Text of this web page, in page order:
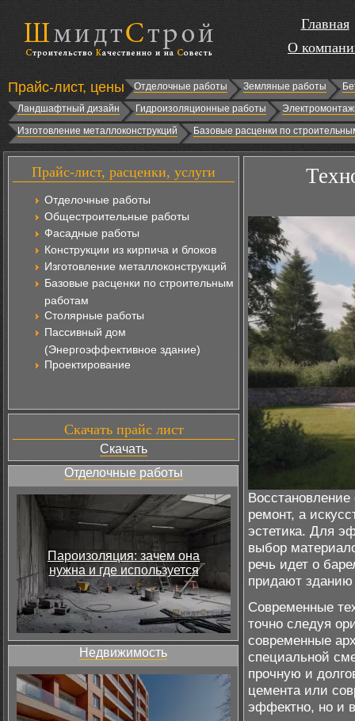
Главная
О
Прайс-лист, цены Отделочные работы Земляные работы
Ландшафтный дизайн
Гидроизоляционные работы
Изготовление металлоконструкций
Базовые расценки по
Прайс-лист, расценки, услуги
Отделочные работы
Общестроительные работы
Фасадные работы
Конструкции из кирпича и блоков
Изготовление металлоконструкций
Базовые расценки по строительным
работам
Столярные работы
Пассивный дом
(Энергоэффективное здание)
Проектирование
Скачать прайс лист
Скачать
Отделочные работы
Пароизоляция: зачем она
нужна и где используется
Недвижимость
ремонт, а
эстетика. Для
выбор
речь идет о
придают
Современные
точно следуя
современные
специальной
прочную и
цемента или
эффектно, но и